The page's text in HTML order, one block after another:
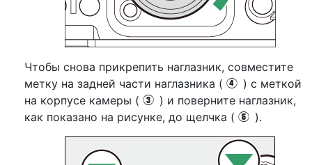
Чтобы снова прикрепить наглазник, совместите
метку на задней части наглазника ( r ) с меткой
на корпусе камеры ( e ) и поверните наглазник,
как показано на рисунке, до щелчка ( t ).